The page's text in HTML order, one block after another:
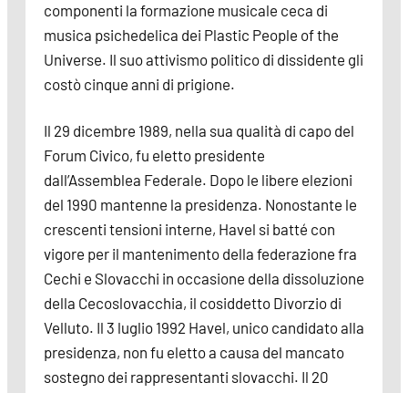
componenti la formazione musicale ceca di
musica psichedelica dei Plastic People of the
Universe. Il suo attivismo politico di dissidente gli
costò cinque anni di prigione.
Il 29 dicembre 1989, nella sua qualità di capo del
Forum Civico, fu eletto presidente
dall’Assemblea Federale. Dopo le libere elezioni
del 1990 mantenne la presidenza. Nonostante le
crescenti tensioni interne, Havel si batté con
vigore per il mantenimento della federazione fra
Cechi e Slovacchi in occasione della dissoluzione
della Cecoslovacchia, il cosiddetto Divorzio di
Velluto. Il 3 luglio 1992 Havel, unico candidato alla
presidenza, non fu eletto a causa del mancato
sostegno dei rappresentanti slovacchi. Il 20